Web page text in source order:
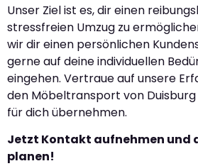
Unser Ziel ist es, dir einen
stressfreien Umzug zu
wir dir einen persönlichen
gerne auf deine individuellen
eingehen. Vertraue auf unsere
den Möbeltransport von
für dich übernehmen.
Jetzt Kontakt aufnehmen und
planen!